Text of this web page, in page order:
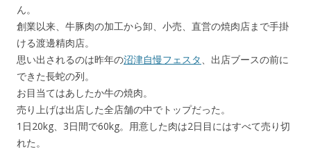
ん。
創業以来、牛豚肉の加工から卸、小売、直営の焼肉店まで手掛
ける渡邊精肉店。
思い出されるのは昨年の沼津自慢フェスタ
、出店ブースの前に
できた長蛇の列。
お目当てはあしたか牛の焼肉。
売り上げは出店した全店舗の中でトップだった。
1日20kg、3日間で60kg。用意した肉は2日目にはすべて売り切
れた。